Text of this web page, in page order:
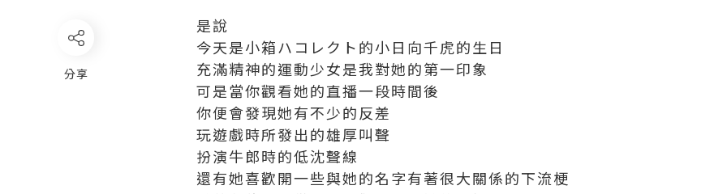
是說
今天是小箱ハコレクト的小日向千虎的生日
充滿精神的運動少女是我對她的第一印象
可是當你觀看她的直播一段時間後
你便會發現她有不少的反差
玩遊戲時所發出的雄厚叫聲
扮演牛郎時的低沈聲線
還有她喜歡開一些與她的名字有著很大關係的下流梗
分享